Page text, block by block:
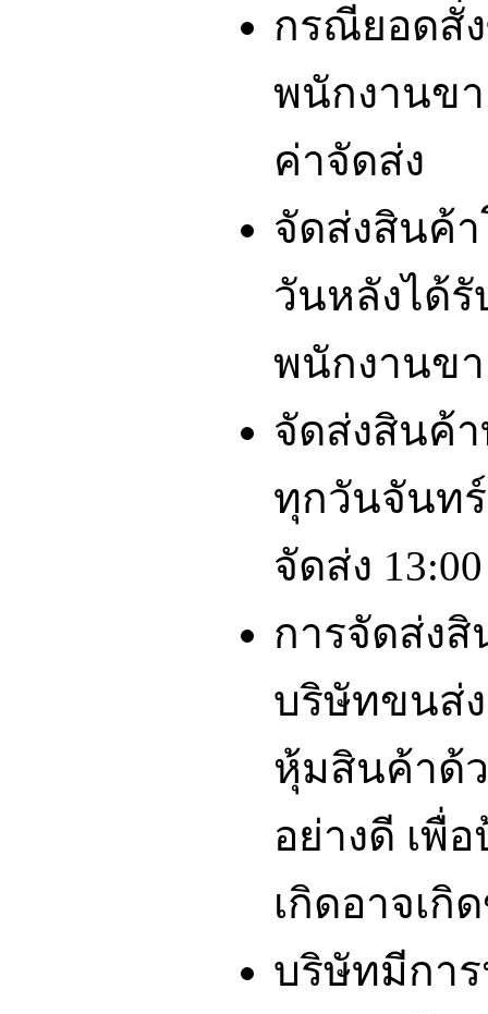
กรณียอดสั่
พนักงานข
ค่าจัดส่ง
จัดส่งสินค้
วันหลังได้
พนักงานข
จัดส่งสินค้
ทุกวันจันท
จัดส่ง
การจัดส่งสิ
บริษัทขนส่
หุ้มสินค้าด้
อย่างดี เพื่
เกิดอาจเกิ
บริษัทมีกา